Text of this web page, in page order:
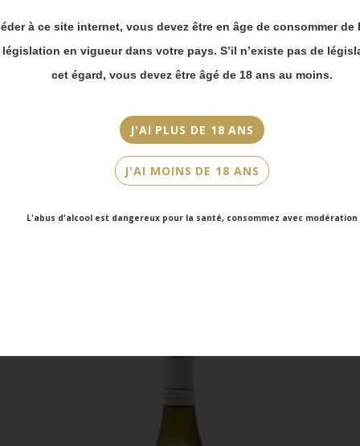
à ce site internet, vous devez être en âge de consommer de
législation en vigueur dans votre pays. S’il n’existe pas de
cet égard, vous devez être âgé de 18 ans au moins.
J'AI PLUS DE 18 ANS
J'AI MOINS DE 18 ANS
L'abus d'alcool est dangereux pour la santé, consommez avec modération
Couleur
Merci de bien
prendre en compte :
Les envois
partir du 31 août.
Les commandes
en click-and-
collect (cave
Faubourg Saint-
Victor Hugo)